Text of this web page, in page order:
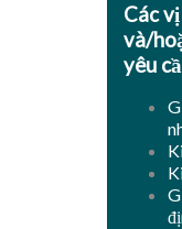
Các
và/
yêu